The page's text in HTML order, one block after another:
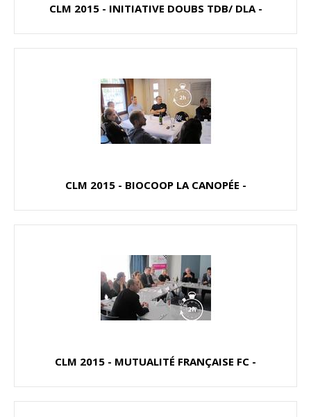
CLM 2015 - INITIATIVE DOUBS TDB/ DLA -
CLM 2015 - BIOCOOP LA CANOPÉE -
CLM 2015 - MUTUALITÉ FRANÇAISE FC -